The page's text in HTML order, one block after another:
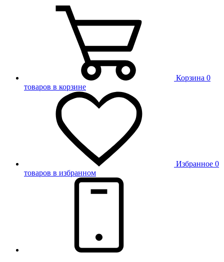
Корзина 0
товаров в корзине
Избранное 0
товаров в избранном